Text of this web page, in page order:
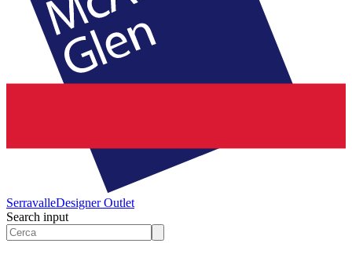
SerravalleDesigner Outlet
Search input